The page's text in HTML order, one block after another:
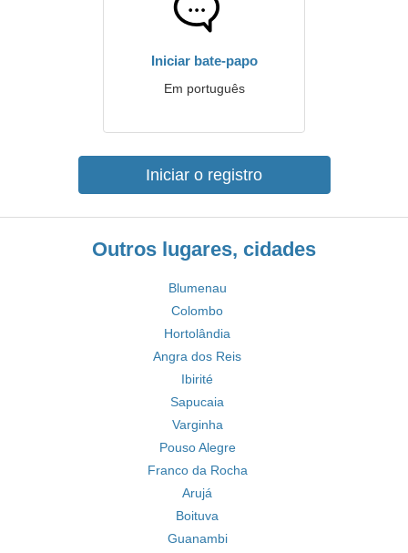
Iniciar bate-papo
Em português
Iniciar o registro
Outros lugares, cidades
Blumenau
Colombo
Hortolândia
Angra dos Reis
Ibirité
Sapucaia
Varginha
Pouso Alegre
Franco da Rocha
Arujá
Boituva
Guanambi